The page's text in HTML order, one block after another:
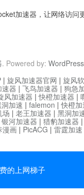
加速器，让网络访问更
. Powered by: WordPress
的上网梯子
| 旋风加速器官网 | 旋风
器 | 飞鸟加速器 | 狗急
风加速器 |快橙加速器 |
加速 | falemon |快橙
场 | 老王加速器 | 黑洞加
银河加速器 | 猎豹加速器 |
漫画 | PicACG | 雷霆加速